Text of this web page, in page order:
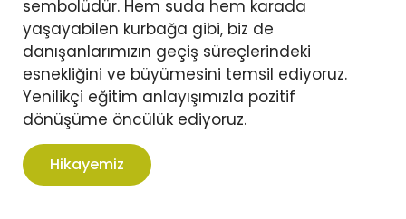
sembolüdür. Hem suda hem karada
yaşayabilen kurbağa gibi, biz de
danışanlarımızın geçiş süreçlerindeki
esnekliğini ve büyümesini temsil ediyoruz.
Yenilikçi eğitim anlayışımızla pozitif
dönüşüme öncülük ediyoruz.
Hikayemiz